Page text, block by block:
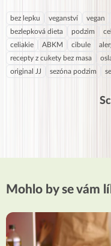
bez lepku veganství vegan
bezlepková dieta
podzim
celiakie
ABKM cibule
recepty z cukety bez masa
original JJ
sezóna podzim
Mohlo by se vám